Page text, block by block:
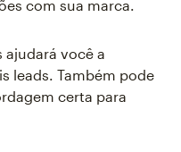
com sua marca.
ajudará você a
leads. Também pode
certa para